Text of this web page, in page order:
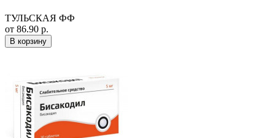
ТУЛЬСКАЯ ФФ
от 86.90 р.
В корзину